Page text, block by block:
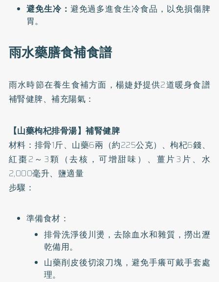
避免生冷： 避免過多進食生冷食品，以免損傷脾
胃。
雨水藥膳食補食譜
雨水時節在養生食補方面，楊婕妤提供2道暖身食譜
補腎健脾、補充陽氣：
【山藥枸杞排骨湯】補腎健脾
材料：排骨1斤、山藥6兩（約225公克）、枸杞6錢、
紅棗2～3顆（去核，可增甜味）、薑片3片、水
2,000毫升、鹽適量
步驟：
準備食材：
排骨洗淨後川燙，去除血水和雜質，撈出瀝
乾備用。
山藥削皮後切滾刀塊，避免手癢可戴手套處
理。